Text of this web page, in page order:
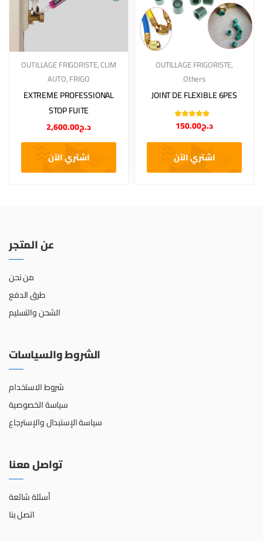
OUTILLAGE FRIGORISTE,CLIM
AUTO,FRIGO
EXTREME PROFESSIONAL
STOP FUITE
د.ج2,600.00
اشتري الآن
OUTILLAGE FRIGORISTE,
Others
JOINT DE FLEXIBLE 6PES
Note 5.00sur
5 د.ج150.00
اشتري الآن
عن المتجر
من نحن
طرق الدفع
الشحن والتسليم
الشروط والسياسات
شروط الاستخدام
سياسة الخصوصية
سياسة الإستبدال والإسترجاع
تواصل معنا
أسئلة شائعة
اتصل بنا